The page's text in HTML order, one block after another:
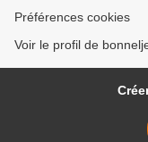
Préférences cookies
Voir le profil de